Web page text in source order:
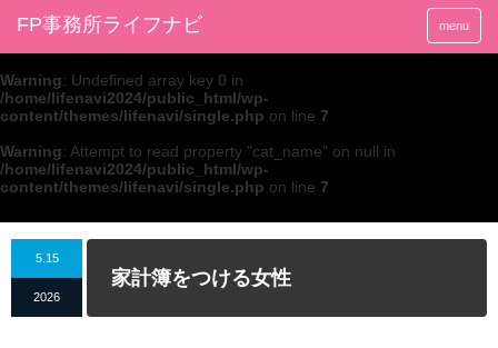
FP事務所ライフナビ menu
Warning: Undefined array key 0 in
/home/lifenavi2024/public_html/wp-
content/themes/lifenavi/single.php on line 7
Warning: Attempt to read property "cat_name" on null in
/home/lifenavi2024/public_html/wp-
content/themes/lifenavi/single.php on line 7
5.15
2026
家計簿をつける女性